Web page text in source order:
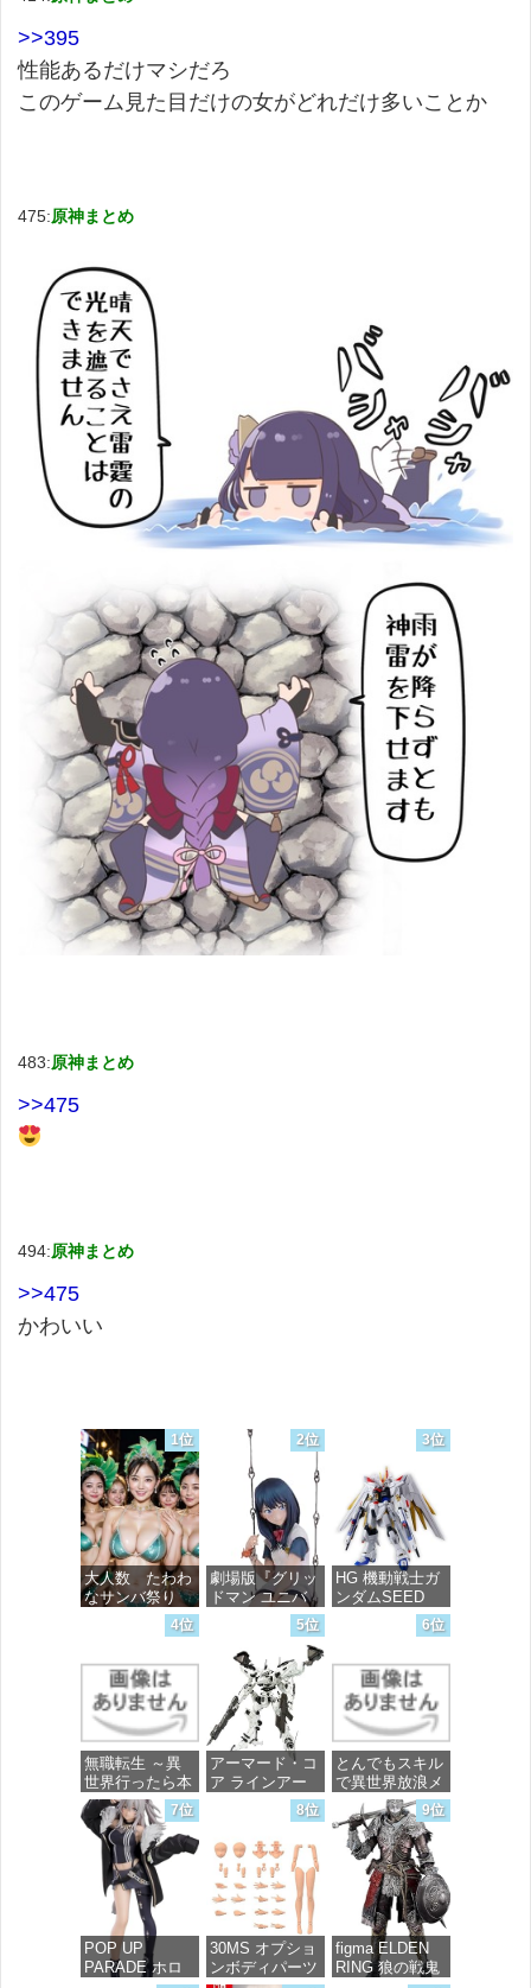
>>395
性能あるだけマシだろ
このゲーム見た目だけの女がどれだけ多いことか
475:原神まとめ
483:原神まとめ
>>475
494:原神まとめ
>>475
かわいい
1位
大人数 たわわ
なサンバ祭り
価格：¥99
2位
劇場版『グリッ
ドマン ユニバ
ース』 宝多六
花 wall figure
1/7スケール プ
ラスチック製
塗装済み完成品
フィギュア
価格：¥13,756
3位
HG 機動戦士ガ
ンダムSEED
FREEDOM マ
イティーストラ
ガンダム 1/144
スケール 色分
け済みプラモデ
価格：¥4,800
4位
無職転生 ～異
世界行ったら本
気だす～ 20
(MFコミック
ス フラッパー
シリーズ)
価格：¥748
5位
アーマード・コ
ア ラインアー
ク ホワイト・
グリント 全高
約160mm 1/72
スケール プラ
モデル
価格：¥7,367
6位
とんでもスキル
で異世界放浪メ
シ 10 (ガルドコ
ミックス)
価格：¥726
7位
POP UP
PARADE ホロ
8位
30MS オプショ
ンボディパーツ
9位
figma ELDEN
RING 狼の戦鬼